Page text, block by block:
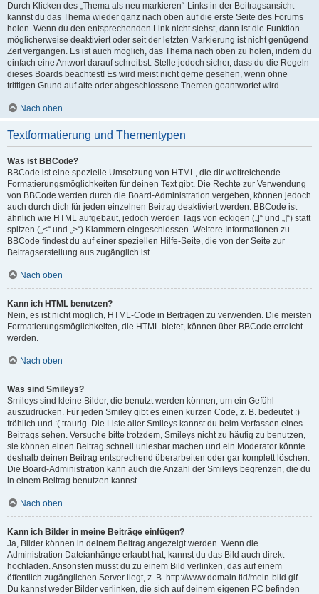
Durch Klicken des „Thema als neu markieren“-Links in der Beitragsansicht
kannst du das Thema wieder ganz nach oben auf die erste Seite des Forums
holen. Wenn du den entsprechenden Link nicht siehst, dann ist die Funktion
möglicherweise deaktiviert oder seit der letzten Markierung ist nicht genügend
Zeit vergangen. Es ist auch möglich, das Thema nach oben zu holen, indem du
einfach eine Antwort darauf schreibst. Stelle jedoch sicher, dass du die Regeln
dieses Boards beachtest! Es wird meist nicht gerne gesehen, wenn ohne
triftigen Grund auf alte oder abgeschlossene Themen geantwortet wird.
Nach oben
Textformatierung und Thementypen
Was ist BBCode?
BBCode ist eine spezielle Umsetzung von HTML, die dir weitreichende
Formatierungsmöglichkeiten für deinen Text gibt. Die Rechte zur Verwendung
von BBCode werden durch die Board-Administration vergeben, können jedoch
auch durch dich für jeden einzelnen Beitrag deaktiviert werden. BBCode ist
ähnlich wie HTML aufgebaut, jedoch werden Tags von eckigen („[“ und „]“) statt
spitzen („<“ und „>“) Klammern eingeschlossen. Weitere Informationen zu
BBCode findest du auf einer speziellen Hilfe-Seite, die von der Seite zur
Beitragserstellung aus zugänglich ist.
Nach oben
Kann ich HTML benutzen?
Nein, es ist nicht möglich, HTML-Code in Beiträgen zu verwenden. Die meisten
Formatierungsmöglichkeiten, die HTML bietet, können über BBCode erreicht
werden.
Nach oben
Was sind Smileys?
Smileys sind kleine Bilder, die benutzt werden können, um ein Gefühl
auszudrücken. Für jeden Smiley gibt es einen kurzen Code, z. B. bedeutet :)
fröhlich und :( traurig. Die Liste aller Smileys kannst du beim Verfassen eines
Beitrags sehen. Versuche bitte trotzdem, Smileys nicht zu häufig zu benutzen,
sie können einen Beitrag schnell unlesbar machen und ein Moderator könnte
deshalb deinen Beitrag entsprechend überarbeiten oder gar komplett löschen.
Die Board-Administration kann auch die Anzahl der Smileys begrenzen, die du
in einem Beitrag benutzen kannst.
Nach oben
Kann ich Bilder in meine Beiträge einfügen?
Ja, Bilder können in deinem Beitrag angezeigt werden. Wenn die
Administration Dateianhänge erlaubt hat, kannst du das Bild auch direkt
hochladen. Ansonsten musst du zu einem Bild verlinken, das auf einem
öffentlich zugänglichen Server liegt, z. B. http://www.domain.tld/mein-bild.gif.
Du kannst weder Bilder verlinken, die sich auf deinem eigenen PC befinden